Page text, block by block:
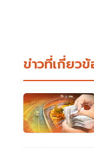
ข่าวที่เกี่ยว